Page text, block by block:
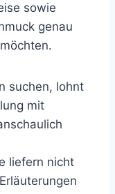
sowie
genau
suchen, lohnt
mit
liefern nicht